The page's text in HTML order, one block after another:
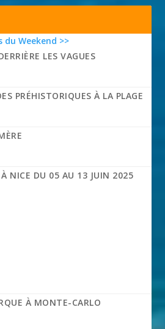
du Weekend >>
LES VAGUES
PRÉHISTORIQUES À LA PLAGE
NICE DU 05 AU 13 JUIN 2025
À MONTE-CARLO